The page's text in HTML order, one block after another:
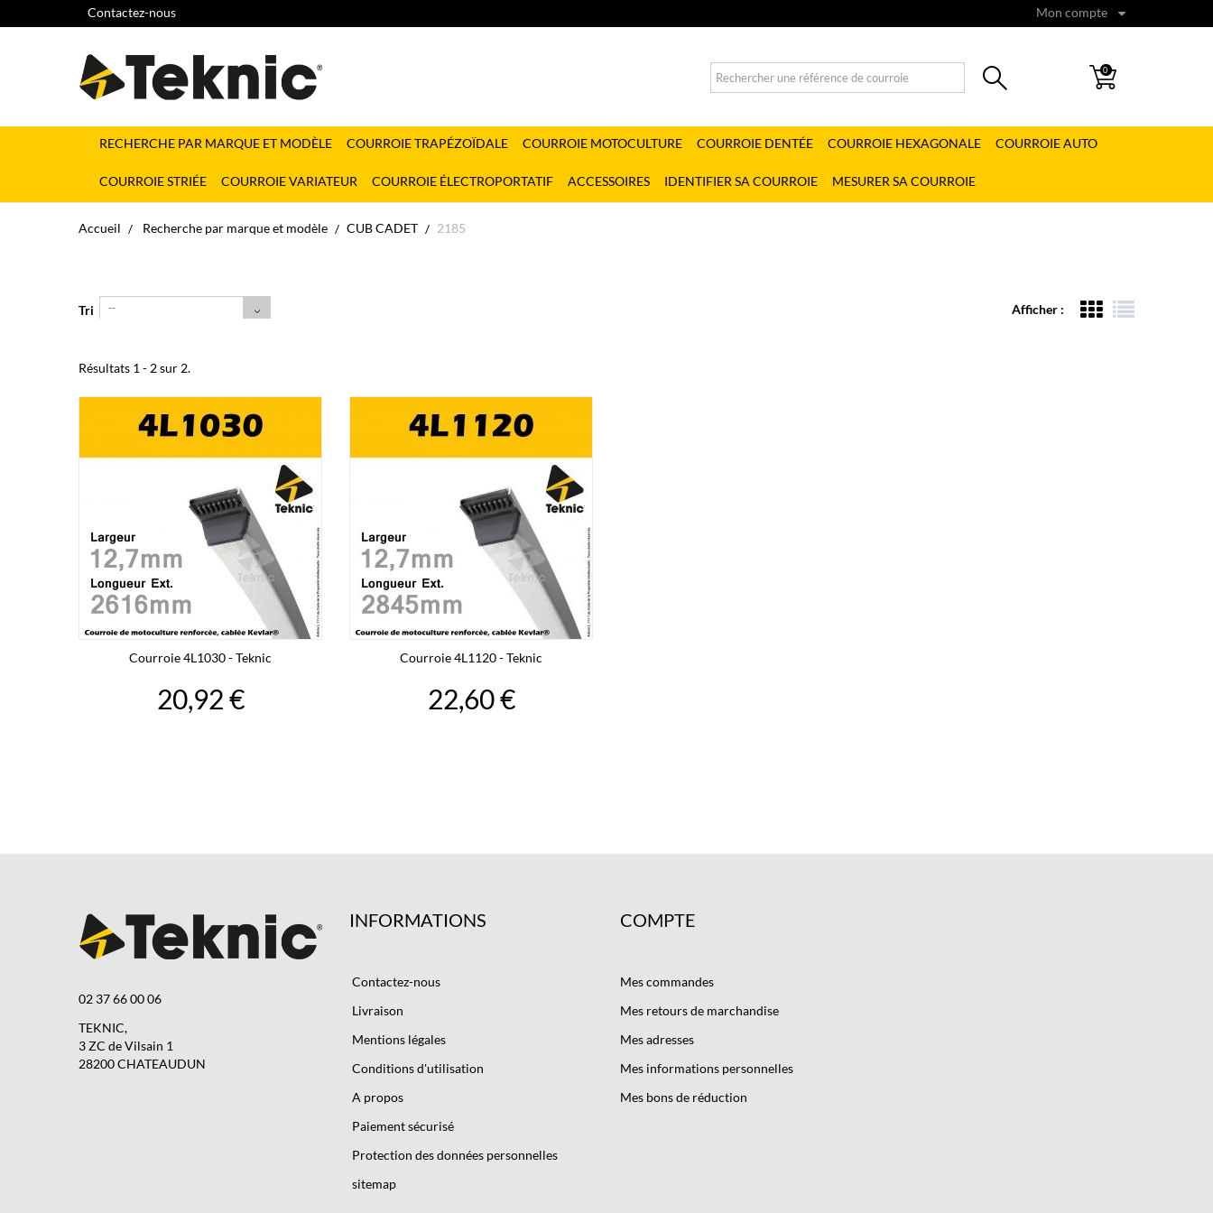
Mon compte
Contactez-nous
0
RECHERCHE PAR MARQUE ET MODÈLE COURROIE TRAPÉZOÏDALE COURROIE MOTOCULTURE COURROIE DENTÉE COURROIE HEXAGONALE COURROIE AUTO
COURROIE STRIÉE COURROIE VARIATEUR COURROIE ÉLECTROPORTATIF ACCESSOIRES IDENTIFIER SA COURROIE MESURER SA COURROIE
Accueil Recherche par marque et modèle CUB CADET 2185
Afficher :
Tri --
Résultats 1 - 2 sur 2.
Courroie 4L1030 - Teknic
20,92 €
Courroie 4L1120 - Teknic
22,60 €
02 37 66 00 06
TEKNIC,
3 ZC de Vilsain 1
28200 CHATEAUDUN
INFORMATIONS
Contactez-nous
Livraison
Mentions légales
Conditions d'utilisation
A propos
Paiement sécurisé
Protection des données personnelles
sitemap
COMPTE
Mes commandes
Mes retours de marchandise
Mes adresses
Mes informations personnelles
Mes bons de réduction